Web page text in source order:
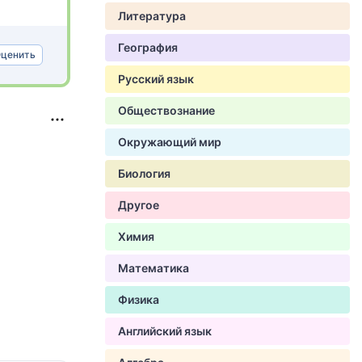
Литература
География
Русский язык
Обществознание
Окружающий мир
Биология
Другое
Химия
Математика
Физика
Английский язык